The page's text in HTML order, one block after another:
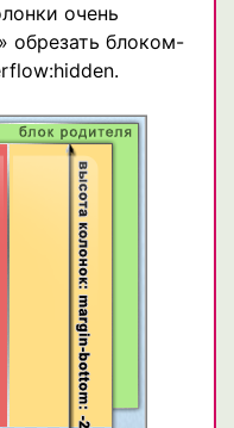
очень
обрезать блоком-